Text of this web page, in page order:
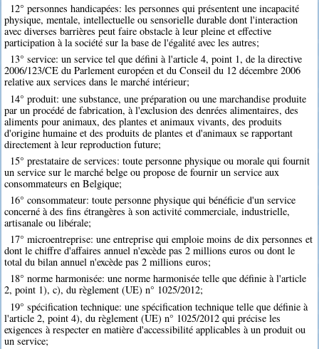
12° personnes handicapées: les personnes qui présentent une incapacité
physique, mentale, intellectuelle ou sensorielle durable dont l'interaction
avec diverses barrières peut faire obstacle à leur pleine et effective
participation à la société sur la base de l'égalité avec les autres;
13° service: un service tel que défini à l'article 4, point 1, de la directive
2006/123/CE du Parlement européen et du Conseil du 12 décembre 2006
relative aux services dans le marché intérieur;
14° produit: une substance, une préparation ou une marchandise produite
par un procédé de fabrication, à l'exclusion des denrées alimentaires, des
aliments pour animaux, des plantes et animaux vivants, des produits
d'origine humaine et des produits de plantes et d'animaux se rapportant
directement à leur reproduction future;
15° prestataire de services: toute personne physique ou morale qui fournit
un service sur le marché belge ou propose de fournir un service aux
consommateurs en Belgique;
16° consommateur: toute personne physique qui bénéficie d'un service
concerné à des fins étrangères à son activité commerciale, industrielle,
artisanale ou libérale;
17° microentreprise: une entreprise qui emploie moins de dix personnes et
dont le chiffre d'affaires annuel n'excède pas 2 millions euros ou dont le
total du bilan annuel n'excède pas 2 millions euros;
18° norme harmonisée: une norme harmonisée telle que définie à l'article
2, point 1), c), du règlement (UE) n° 1025/2012;
19° spécification technique: une spécification technique telle que définie à
l'article 2, point 4), du règlement (UE) n° 1025/2012 qui précise les
exigences à respecter en matière d'accessibilité applicables à un produit ou
un service;